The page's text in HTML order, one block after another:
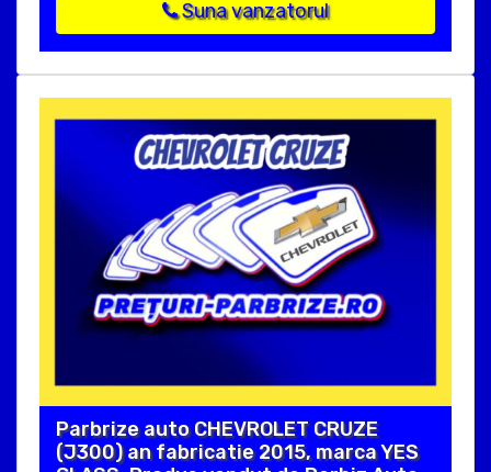
Suna vanzatorul
Parbrize auto CHEVROLET CRUZE
(J300) an fabricatie 2015, marca YES